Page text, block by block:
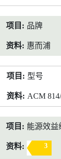
品牌
惠而浦
型号
ACM
能源效益
3